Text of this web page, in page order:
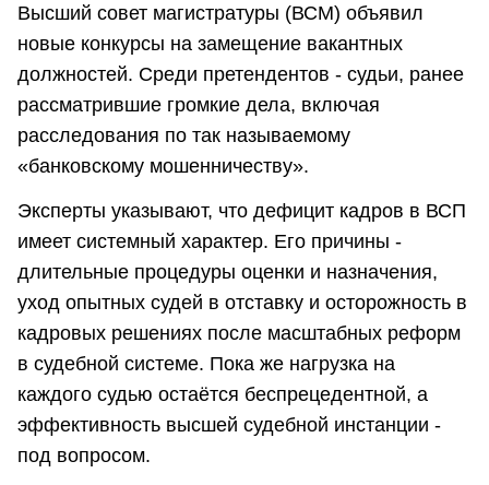
Высший совет магистратуры (ВСМ) объявил
новые конкурсы на замещение вакантных
должностей. Среди претендентов - судьи, ранее
рассматрившие громкие дела, включая
расследования по так называемому
«банковскому мошенничеству».
Эксперты указывают, что дефицит кадров в ВСП
имеет системный характер. Его причины -
длительные процедуры оценки и назначения,
уход опытных судей в отставку и осторожность в
кадровых решениях после масштабных реформ
в судебной системе. Пока же нагрузка на
каждого судью остаётся беспрецедентной, а
эффективность высшей судебной инстанции -
под вопросом.